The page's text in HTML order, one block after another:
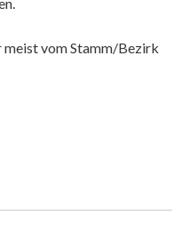
vom Stamm/Bezirk